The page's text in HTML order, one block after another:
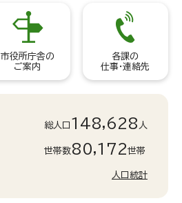
市役所庁舎の
ご案内
各課の
仕事・連絡先
総人口 148,628 人
世帯数80,172世帯
人口統計